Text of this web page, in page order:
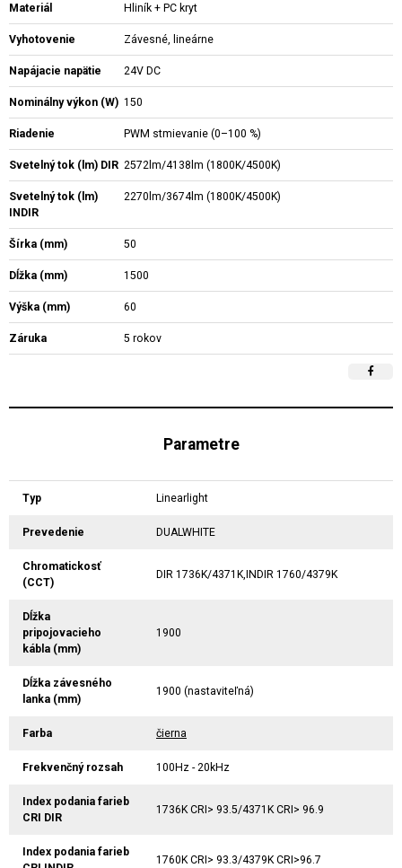
Materiál Hliník + PC kryt
Vyhotovenie Závesné, lineárne
Napájacie napätie 24V DC
Nominálny výkon (W) 150
Riadenie PWM stmievanie (0–100 %)
Svetelný tok (lm) DIR 2572lm/4138lm (1800K/4500K)
Svetelný tok (lm)
INDIR
2270lm/3674lm (1800K/4500K)
Šírka (mm) 50
Dĺžka (mm) 1500
Výška (mm) 60
Záruka 5 rokov
Parametre
Typ Linearlight
Prevedenie DUALWHITE
Chromatickosť
(CCT)
DIR 1736K/4371K,INDIR 1760/4379K
Dĺžka
pripojovacieho
kábla (mm)
1900
Dĺžka závesného
lanka (mm)
1900 (nastaviteľná)
Farba čierna
Frekvenčný rozsah 100Hz - 20kHz
Index podania farieb
CRI DIR
1736K CRI> 93.5/4371K CRI> 96.9
Index podania farieb
1760K CRI> 93.3/4379K CRI>96.7